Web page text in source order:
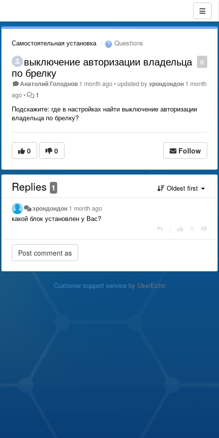
Самостоятельная установка Questions
0
выключение авторизации владельца
по брелку
Анатолий Голоднов 1 month ago•updated byэрондондон 1 month
ago• 1
Подскажите: где в настройках найти выключение авторизации
владельца по брелку?
0 0 Follow
Replies 1 Oldest first
эрондондон 1 month ago
какой блок установлен у Вас?
Customer support service by UserEcho